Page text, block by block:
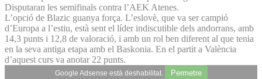
Disputaran les semifinals contra l’AEK Atenes.
L’opció de Blazic guanya força. L’eslovè, que va ser campió
d’Europa a l’estiu, està sent el líder indiscutible dels andorrans, amb
14,3 punts i 12,8 de valoració, i amb un rol ben diferent al que tenia
en la seva antiga etapa amb el Baskonia. En el partit a València
d’aquest curs va anotar 22 punts.
Google Adsense està deshabilitat. Permetre